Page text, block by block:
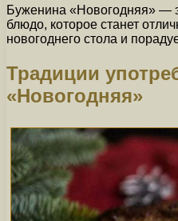
Буженина «Новогодняя» —
блюдо, которое станет
новогоднего стола и
Традиции
«Новогодняя»